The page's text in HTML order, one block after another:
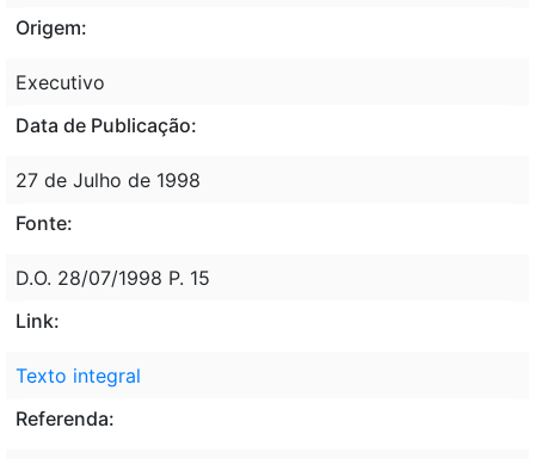
Origem:
Executivo
Data de Publicação:
27 de Julho de 1998
Fonte:
D.O. 28/07/1998 P. 15
Link:
Texto integral
Referenda: